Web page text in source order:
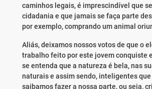
caminhos legais, é imprescindível que
cidadania e que jamais se faça parte
por exemplo, comprando um animal
Aliás, deixamos nossos votos de que o
trabalho feito por este jovem conquiste
se entenda que a natureza é bela, nas
naturais e assim sendo, inteligentes que
saibamos fazer a nossa parte, ou seja,